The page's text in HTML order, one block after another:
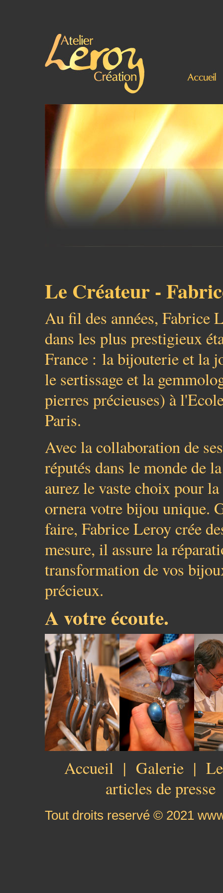
Le Créateur -
Au fil des années, Fabrice
dans les plus prestigieux
France : la bijouterie et la
le sertissage et la
pierres précieuses) à
Paris.
Avec la collaboration de
réputés dans le monde de
aurez le vaste choix pour
ornera votre bijou unique.
faire, Fabrice Leroy crée
mesure, il assure la
transformation de vos
précieux.
A votre écoute.
Accueil| Galerie|
articles de presse
Tout droits reservé © 2021